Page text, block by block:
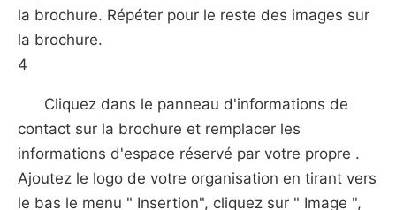
la brochure. Répéter pour le reste des images sur
la brochure.
4
Cliquez dans le panneau d'informations de
contact sur ​​la brochure et remplacer les
informations d'espace réservé par votre propre .
Ajoutez le logo de votre organisation en tirant vers
le bas le menu " Insertion", cliquez sur " Image ",